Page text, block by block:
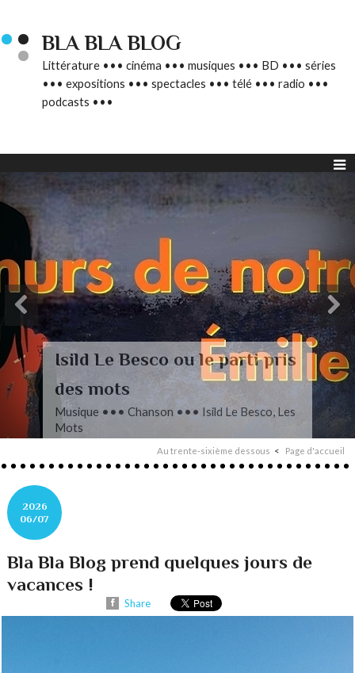
BLA BLA BLOG
Littérature ••• cinéma ••• musiques ••• BD ••• séries
••• expositions ••• spectacles ••• télé ••• radio •••
podcasts •••
L’autre Mendelssohn
Musique ••• Classique ••• Fanny
Mendelssohn, Das Jahr
Au trente-sixième dessous Page d'accueil
2026
06/07
Bla Bla Blog prend quelques jours de
vacances !
Share